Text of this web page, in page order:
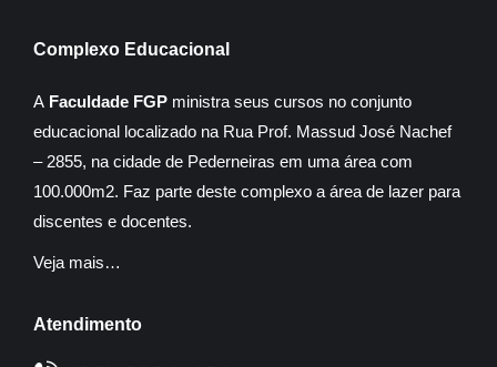
Complexo Educacional
A Faculdade FGP ministra seus cursos no conjunto
educacional localizado na Rua Prof. Massud José Nachef
– 2855, na cidade de Pederneiras em uma área com
100.000m2. Faz parte deste complexo a área de lazer para
discentes e docentes.
Veja mais…
Atendimento